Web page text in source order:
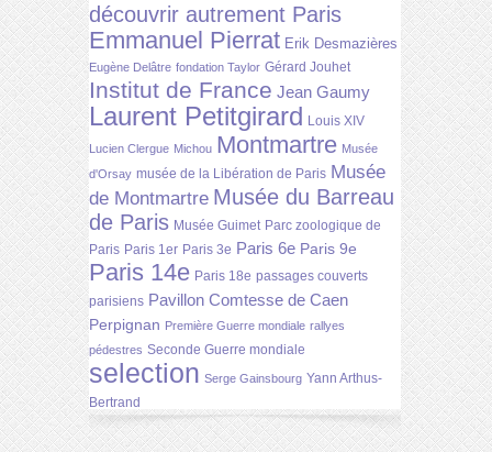
découvrir autrement Paris
Emmanuel Pierrat Erik Desmazières
Eugène Delâtre fondation Taylor Gérard Jouhet
Institut de France Jean Gaumy
Laurent Petitgirard Louis XIV
Lucien Clergue Michou Montmartre Musée
d'Orsay musée de la Libération de Paris Musée
de Montmartre Musée du Barreau
de Paris Musée Guimet Parc zoologique de
Paris Paris 1er Paris 3e Paris 6e Paris 9e
Paris 14e Paris 18e passages couverts
parisiens Pavillon Comtesse de Caen
Perpignan Première Guerre mondiale rallyes
pédestres Seconde Guerre mondiale
selection Serge Gainsbourg Yann Arthus-
Bertrand